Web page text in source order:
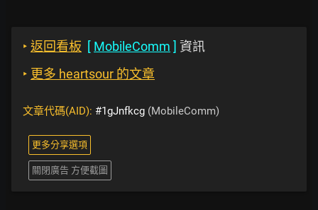
‣ 返回看板 [ MobileComm ] 資訊
‣ 更多 heartsour 的文章
文章代碼(AID): #1gJnfkcg (MobileComm)
更多分享選項
關閉廣告 方便截圖